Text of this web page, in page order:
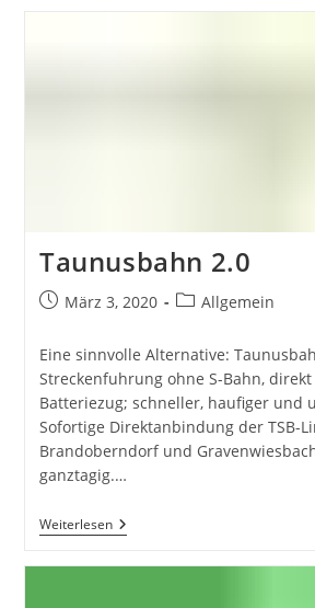
Taunusbahn 2.0
BeitragMärz 3, 2020
Beitrags-
Allgemein
Eine sinnvolle Alternative:
Streckenfuhrung ohne S-Bahn,
Batteriezug; schneller, haufiger und
Sofortige Direktanbindung der TSB-
Brandoberndorf und
ganztagig.…
WeiterlesenTaunusbahn
2.0